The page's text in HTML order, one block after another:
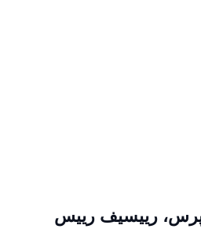
رییسیف رییس